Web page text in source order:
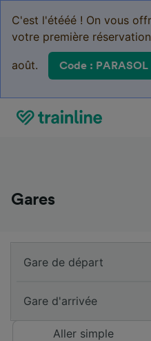
C'est l'étééé ! On vous
votre première
août. Code : PARASOL
Gares
Aller simple